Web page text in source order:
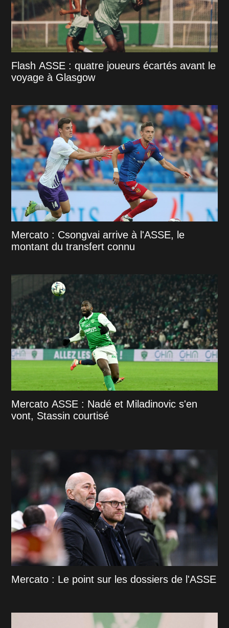
Flash ASSE : quatre joueurs écartés avant le
voyage à Glasgow
Mercato : Csongvai arrive à l'ASSE, le
montant du transfert connu
Mercato ASSE : Nadé et Miladinovic s'en
vont, Stassin courtisé
Mercato : Le point sur les dossiers de l'ASSE